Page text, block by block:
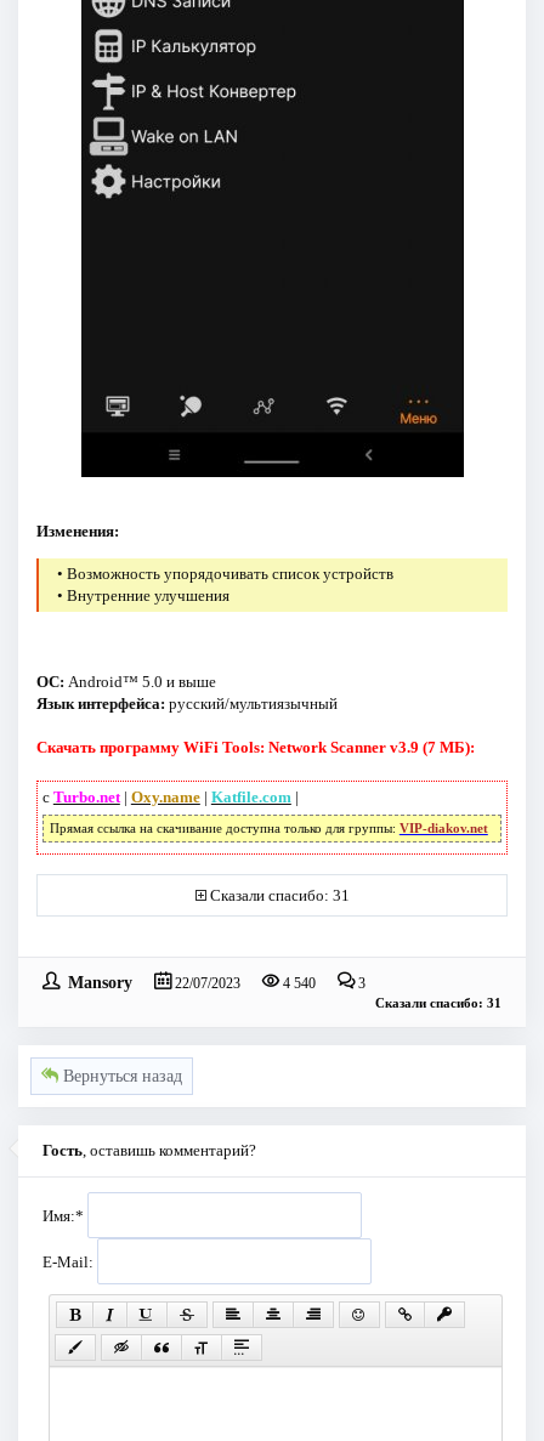
Изменения:
• Возможность упорядочивать список устройств
• Внутренние улучшения
ОС: Android™ 5.0 и выше
Язык интерфейса: русский/мультиязычный
Скачать программу WiFi Tools: Network Scanner v3.9 (7 МБ):
с Turbo.net| Oxy.name| Katfile.com |
Прямая ссылка на скачивание доступна только для группы: VIP-diakov.net
Сказали спасибо: 31
Mansory 22/07/2023 4 540 3
Сказали спасибо: 31
Вернуться назад
Гость , оставишь комментарий?
Имя:*
E-Mail: